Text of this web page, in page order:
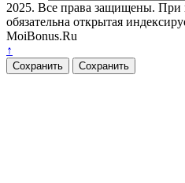
2025. Все права защищены. При
обязательна открытая
MoiBonus.Ru
↑